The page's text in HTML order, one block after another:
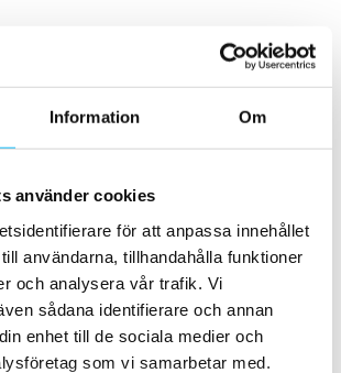
Information Om
använder cookies
för att anpassa innehållet
användarna, tillhandahålla funktioner
och analysera vår trafik. Vi
sådana identifierare och annan
enhet till de sociala medier och
som vi samarbetar med.
hela
Technogym lanserar Sand
naturinspirerad design för
moderna wellnessmiljöer